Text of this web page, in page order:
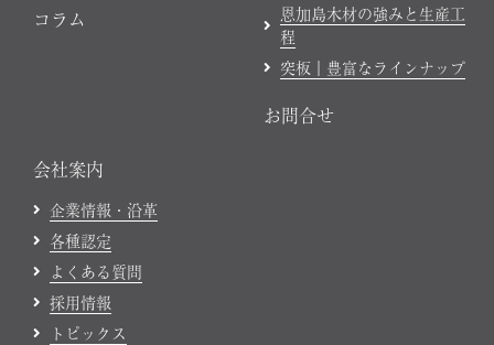
コラム
恩加島木材の強みと生産工
程
突板｜豊富なラインナップ
お問合せ
会社案内
企業情報・沿革
各種認定
よくある質問
採用情報
トピックス